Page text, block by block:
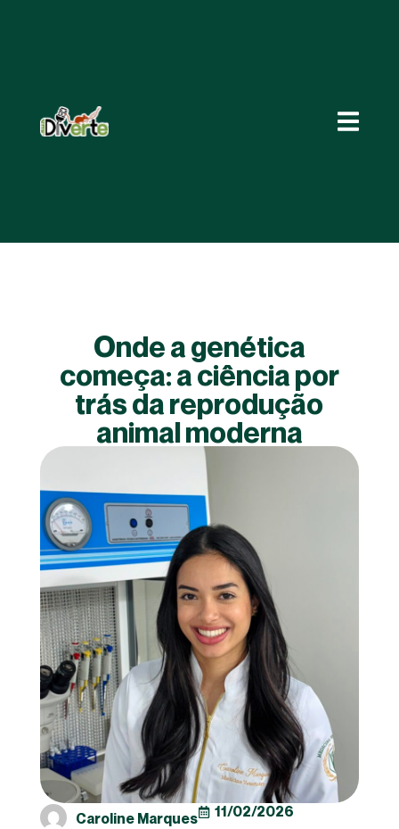
Onde a genética
começa: a ciência por
trás da reprodução
animal moderna
Caroline Marques 11/02/2026